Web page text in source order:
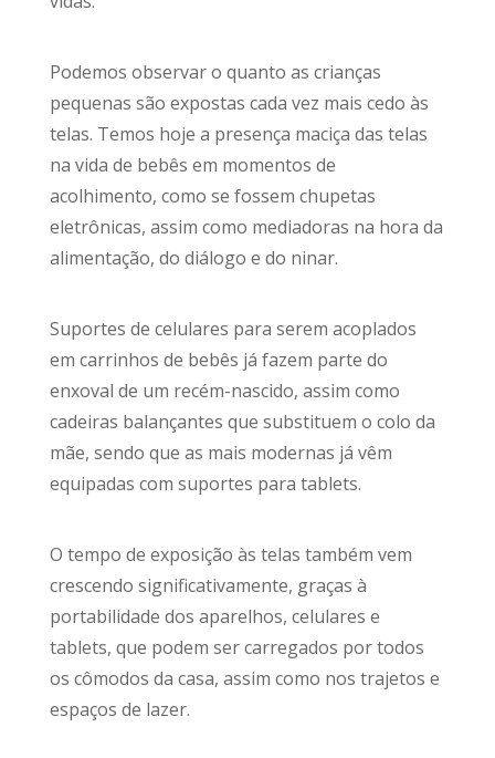
Podemos observar o quanto as crianças
pequenas são expostas cada vez mais cedo às
telas. Temos hoje a presença maciça das telas
na vida de bebês em momentos de
acolhimento, como se fossem chupetas
eletrônicas, assim como mediadoras na hora da
alimentação, do diálogo e do ninar.
Suportes de celulares para serem acoplados
em carrinhos de bebês já fazem parte do
enxoval de um recém-nascido, assim como
cadeiras balançantes que substituem o colo da
mãe, sendo que as mais modernas já vêm
equipadas com suportes para tablets.
O tempo de exposição às telas também vem
crescendo significativamente, graças à
portabilidade dos aparelhos, celulares e
tablets, que podem ser carregados por todos
os cômodos da casa, assim como nos trajetos e
espaços de lazer.